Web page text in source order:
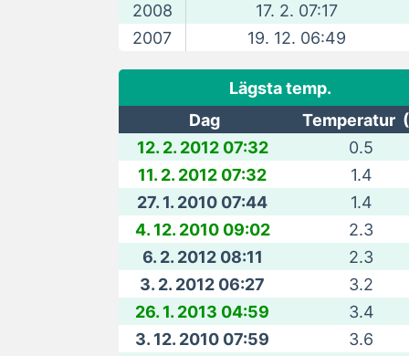
2008
17. 2. 07:17
2007
19. 12. 06:49
Lägsta temp.
Dag
Temperatur
12. 2. 2012 07:32
0.5
11. 2. 2012 07:32
1.4
27. 1. 2010 07:44
1.4
4. 12. 2010 09:02
2.3
6. 2. 2012 08:11
2.3
3. 2. 2012 06:27
3.2
26. 1. 2013 04:59
3.4
3. 12. 2010 07:59
3.6